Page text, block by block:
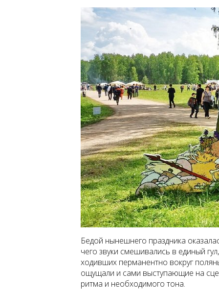
Бедой нынешнего праздника
чего звуки смешивались в единый
ходивших перманентно вокруг
ощущали и сами выступающие на
ритма и необходимого тона.